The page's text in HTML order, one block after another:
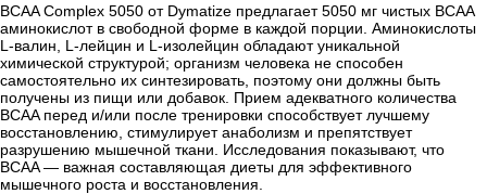
BCAA Complex 5050 от Dymatize предлагает 5050 мг чистых BCAA
аминокислот в свободной форме в каждой порции. Аминокислоты
L-валин, L-лейцин и L-изолейцин обладают уникальной
химической структурой; организм человека не способен
самостоятельно их синтезировать, поэтому они должны быть
получены из пищи или добавок. Прием адекватного количества
BCAA перед и/или после тренировки способствует лучшему
восстановлению, стимулирует анаболизм и препятствует
разрушению мышечной ткани. Исследования показывают, что
BCAA — важная составляющая диеты для эффективного
мышечного роста и восстановления.